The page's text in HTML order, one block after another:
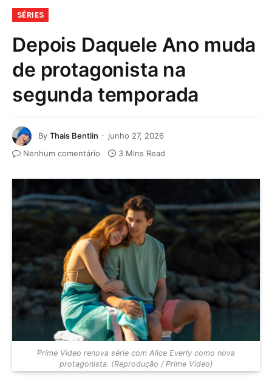
SÉRIES
Depois Daquele Ano muda
de protagonista na
segunda temporada
By Thais Bentlin
junho 27, 2026
Nenhum comentário
3 Mins Read
Prime Video renova série com Alice Everly como nova
protagonista. (Reprodução / Prime Video)